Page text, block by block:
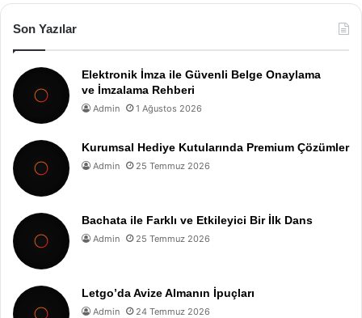
Son Yazılar
Elektronik İmza ile Güvenli Belge Onaylama
ve İmzalama Rehberi
Admin 1 Ağustos 2026
Kurumsal Hediye Kutularında Premium Çözümler
Admin 25 Temmuz 2026
Bachata ile Farklı ve Etkileyici Bir İlk Dans
Admin 25 Temmuz 2026
Letgo’da Avize Almanın İpuçları
Admin 24 Temmuz 2026